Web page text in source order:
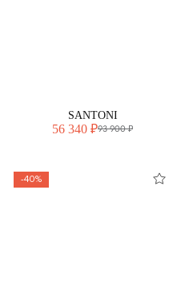
SANTONI
56 340 ₽93 900 ₽
-40%